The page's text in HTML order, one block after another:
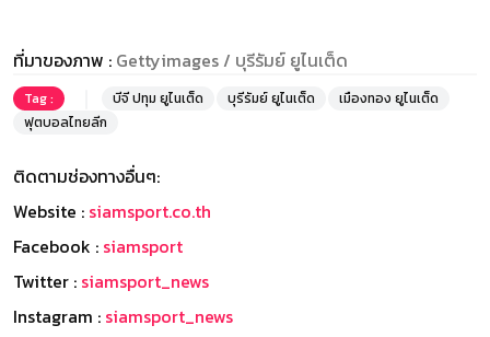
ที่มาของภาพ : Gettyimages / บุรีรัมย์ ยูไนเต็ด
Tag : บีจี ปทุม ยูไนเต็ด บุรีรัมย์ ยูไนเต็ด
เมืองทอง ยูไนเต็ด
ฟุตบอลไทยลีก
ติดตามช่องทางอื่นๆ:
Website : siamsport.co.th
Facebook : siamsport
Twitter : siamsport_news
Instagram : siamsport_news